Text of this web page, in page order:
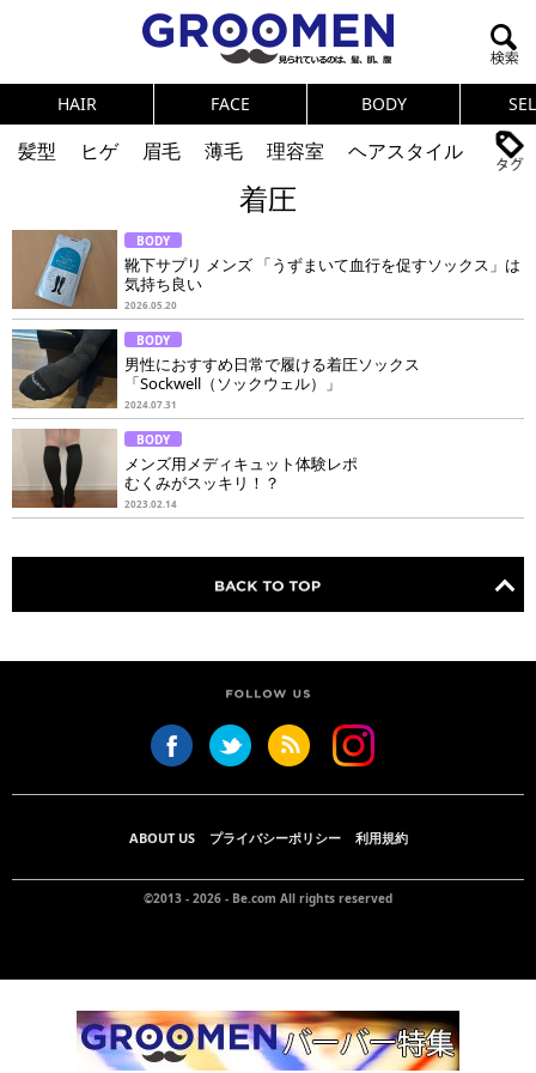
HAIR FACE BODY
髪型 ヒゲ 眉毛 薄毛 理容室
ヘアスタイル
ニオイ
メンズコスメ
NEWS PICK UP 筋肉
女の本音
テストステロン
海外セレブ
健康
スキンケア 食事
調査結果
トレーニング
好印象な男
頭皮ケア
ダイエット
理容室
着圧
BODY
靴下サプリ メンズ 「うずまいて血行を促すソックス」は
気持ち良い
2026.05.20
BODY
男性におすすめ日常で履ける着圧ソックス
「Sockwell（ソックウェル）」
2024.07.31
BODY
メンズ用メディキュット体験レポ
むくみがスッキリ！？
2023.02.14
ABOUT US プライバシーポリシー 利用規約
©2013 - 2026 - Be.com All rights reserved